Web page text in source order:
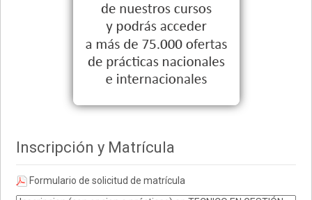
Inscripción y Matrícula
Formulario de solicitud de matrícula